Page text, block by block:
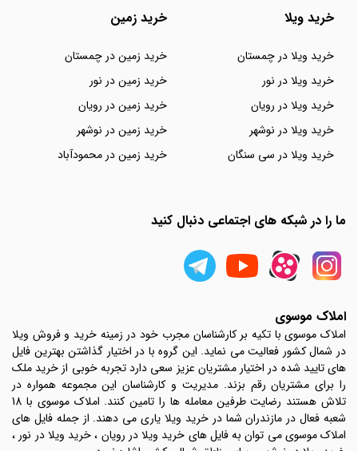
خرید ویلا
خرید ویلا در چمستان
خرید ویلا در نور
خرید ویلا در رویان
خرید ویلا در نوشهر
خرید ویلا در سی سنگان
خرید زمین
خرید زمین در چمستان
خرید زمین در نور
خرید زمین در رویان
خرید زمین در نوشهر
خرید زمین در محمودآباد
ما را در شبکه های اجتماعی دنبال کنید
املاک موسوی
املاک موسوی با تکیه بر کارشناسان مجرب خود در زمینه خرید و فروش ویلا
در شمال کشور فعالیت می نماید. این گروه با در اختیار گذاشتن بهترین فایل
های تایید شده در اختیار مشتریان عزیز سعی دارد تجربه خوبی از خرید ملک
را برای مشتریان رقم بزند. مدیریت و کارشناسان این مجموعه همواره در
تلاش هستند رضایت طرفین معامله ها را تامین کنند. املاک موسوی با 18
شعبه فعال در مازندران شما در خرید ویلا یاری می دهند. از جمله فایل های
املاک موسوی می توان به فایل های خرید ویلا در رویان ، خرید ویلا در نور ،